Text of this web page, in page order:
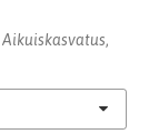
Aikuiskasvatus,